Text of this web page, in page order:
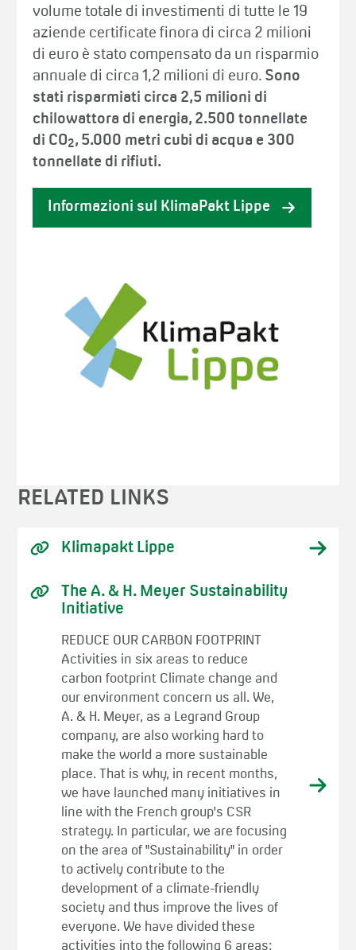
volume totale di investimenti di tutte le 19
aziende certificate finora di circa 2 milioni
di euro è stato compensato da un risparmio
annuale di circa 1,2 milioni di euro. Sono
stati risparmiati circa 2,5 milioni di
chilowattora di energia, 2.500 tonnellate
di CO2, 5.000 metri cubi di acqua e 300
tonnellate di rifiuti.
Informazioni sul KlimaPakt Lippe
RELATED LINKS
Klimapakt Lippe
The A. & H. Meyer Sustainability
Initiative
REDUCE OUR CARBON FOOTPRINT
Activities in six areas to reduce
carbon footprint Climate change and
our environment concern us all. We,
A. & H. Meyer, as a Legrand Group
company, are also working hard to
make the world a more sustainable
place. That is why, in recent months,
we have launched many initiatives in
line with the French group's CSR
strategy. In particular, we are focusing
on the area of "Sustainability" in order
to actively contribute to the
development of a climate-friendly
society and thus improve the lives of
everyone. We have divided these
activities into the following 6 areas: